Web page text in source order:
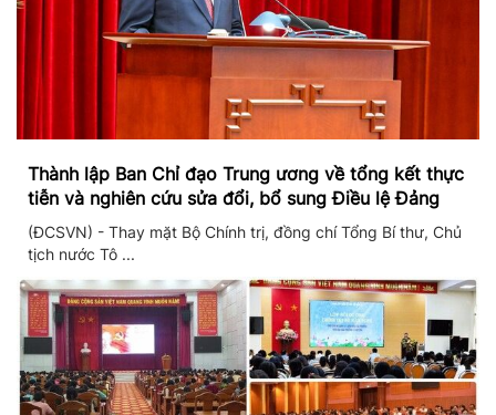
Thành lập Ban Chỉ đạo Trung ương về tổng kết thực
tiễn và nghiên cứu sửa đổi, bổ sung Điều lệ Đảng
(ĐCSVN) - Thay mặt Bộ Chính trị, đồng chí Tổng Bí thư, Chủ
tịch nước Tô ...